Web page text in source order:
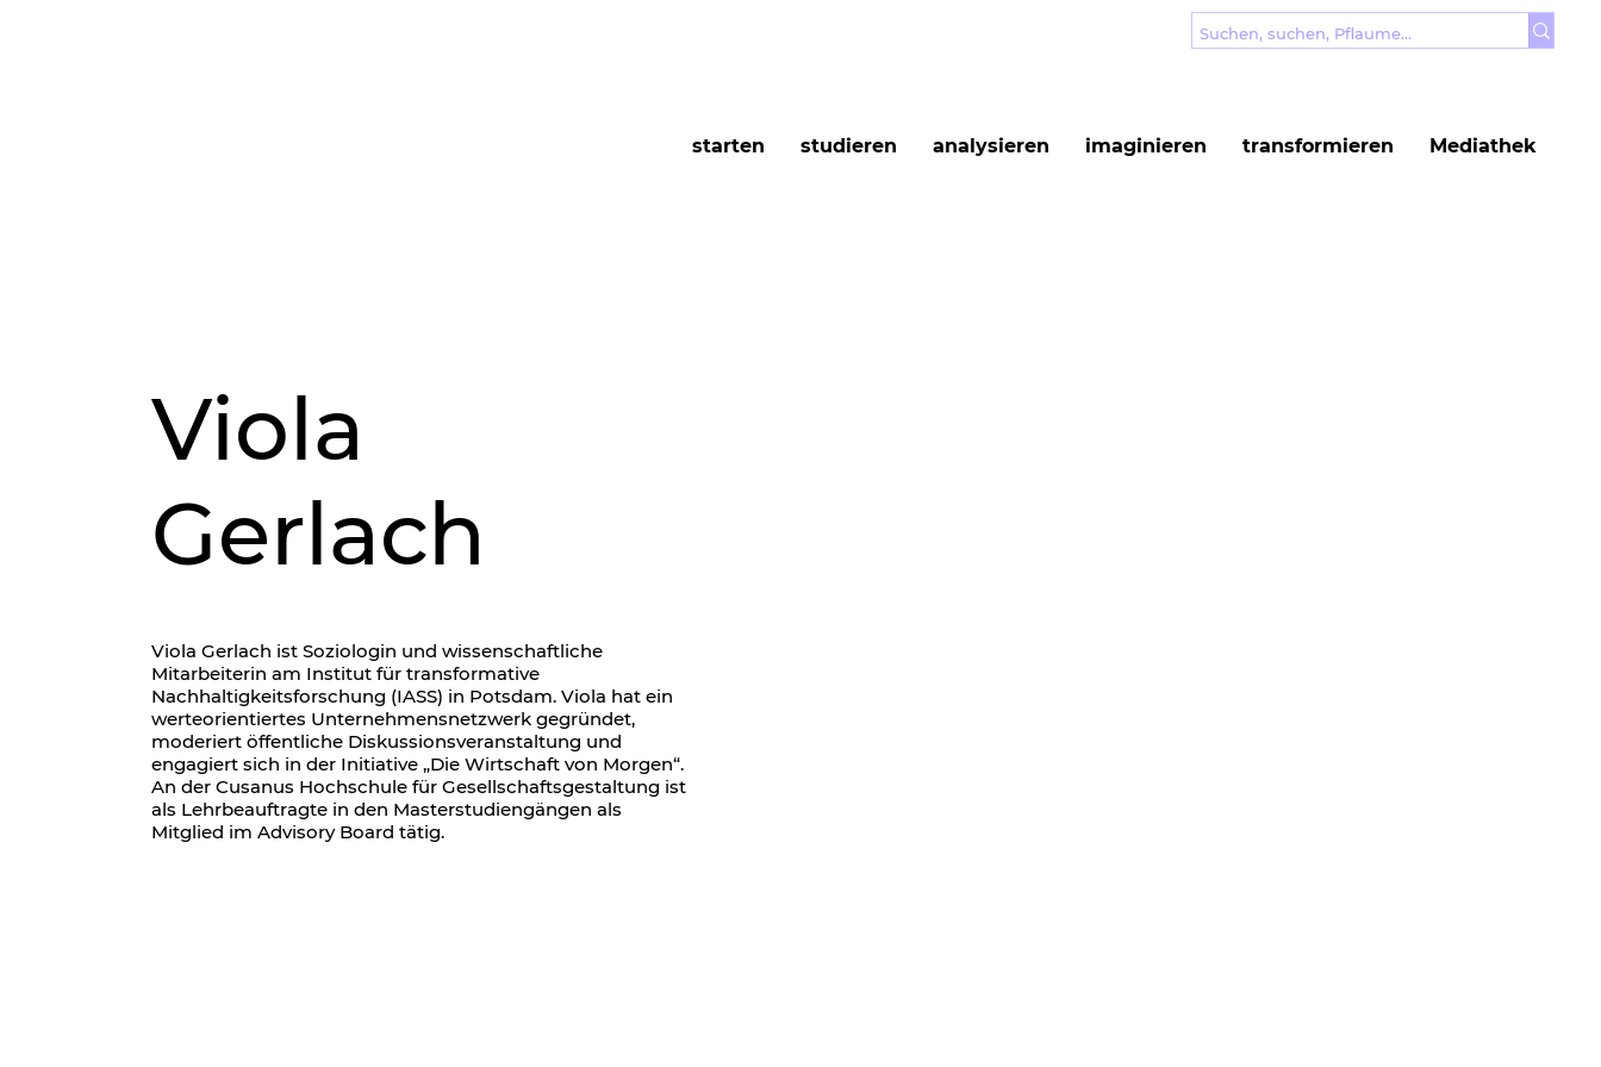
starten studieren analysieren imaginieren transformieren Mediathek
Viola Gerlach ist Soziologin und wissenschaftliche
Mitarbeiterin am Institut für transformative
Nachhaltigkeitsforschung (IASS) in Potsdam. Viola hat ein
werteorientiertes Unternehmensnetzwerk gegründet,
moderiert öffentliche Diskussionsveranstaltung und
engagiert sich in der Initiative „Die Wirtschaft von Morgen“.
An der Cusanus Hochschule für Gesellschaftsgestaltung ist
als Lehrbeauftragte in den Masterstudiengängen als
Mitglied im Advisory Board tätig.
Viola
Gerlach